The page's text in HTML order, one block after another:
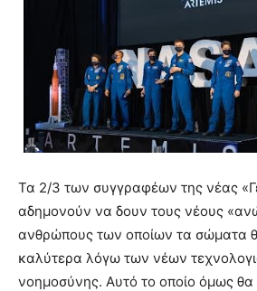
Τα 2/3 των συγγραφέων της νέας
αδημονούν να δουν τους νέους
ανθρώπους των οποίων τα σώματα
καλύτερα λόγω των νέων
νοημοσύνης. Αυτό το οποίο όμως θα